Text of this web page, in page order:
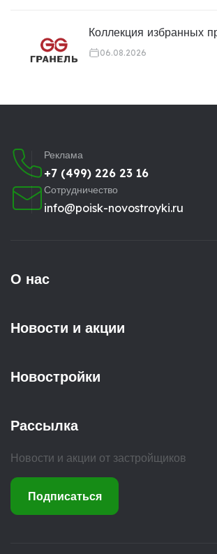
Коллекция избранных
06.08.2026
Реклама
+7 (499) 226 23 16
Сотрудничество
info@poisk-novostroyki.ru
О нас
Новости и акции
Новостройки
Рассылка
Новости и акции от застройщиков
Подписаться